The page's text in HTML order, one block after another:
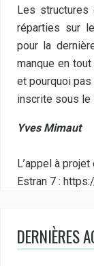
Les structures
réparties sur
pour la
manque en tout
et pourquoi pas
inscrite sous le
Yves Mimaut
L’appel à
Estran 7 :
DERNIÈRES